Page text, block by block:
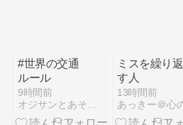
てしまい…
#世界の交通
ルール
9時間前
ミスを繰り返
す人
13時間前